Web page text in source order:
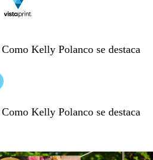
Kelly Polanco se destaca
Kelly Polanco se destaca